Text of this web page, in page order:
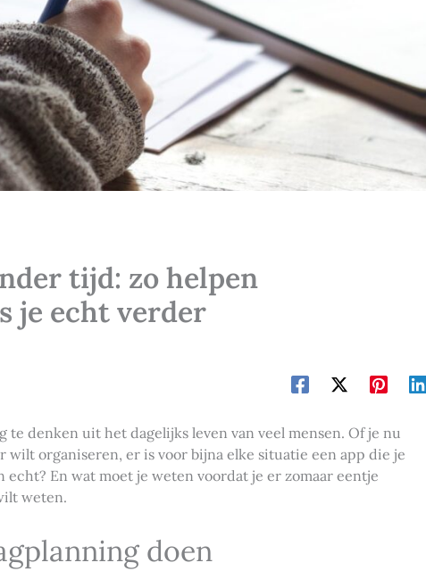
tijd: zo helpen
je echt verder
denken uit het dagelijks leven van veel mensen. Of je nu
wilt organiseren, er is voor bijna elke situatie een app die je
En wat moet je weten voordat je er zomaar eentje
weten.
doen